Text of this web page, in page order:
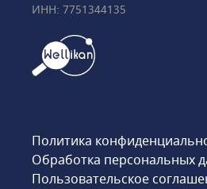
ИНН: 7751344135
Политика
Обработка персональных
Пользовательское